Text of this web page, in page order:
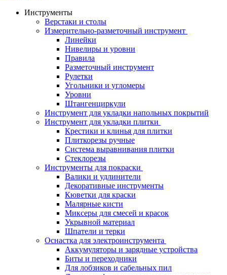
Инструменты
Верстаки и столы
Измерительно-разметочный инструмент
Линейки
Нивелиры и уровни
Правила
Разметочный инструмент
Рулетки
Угольники и угломеры
Уровни
Штангенциркули
Инструмент для укладки напольных покрытий
Инструмент для укладки плитки
Крестики и клинья для плитки
Плиткорезы ручные
Система выравнивания плитки
Стеклорезы
Инструменты для покраски
Валики и удлинители
Декоративные инструменты
Кюветки для краски
Малярные кисти
Миксеры для смесей и красок
Укрывной материал
Шпатели и терки
Оснастка для электроинструмента
Аккумуляторы и зарядные устройства
Биты и переходники
Для лобзиков и сабельных пил